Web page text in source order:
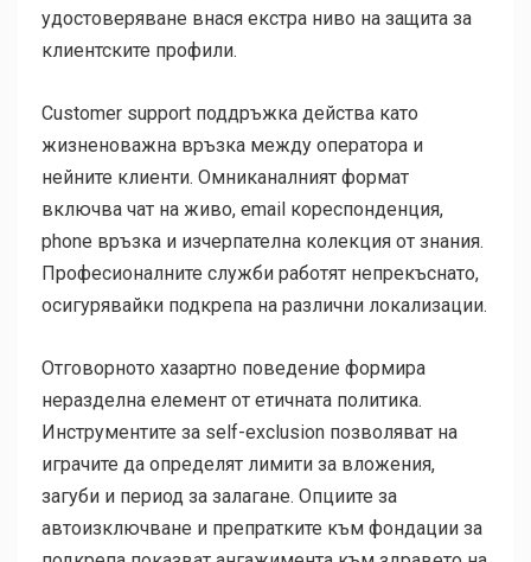
удостоверяване внася екстра ниво на защита за
клиентските профили.
Customer support поддръжка действа като
жизненоважна връзка между оператора и
нейните клиенти. Омниканалният формат
включва чат на живо, email кореспонденция,
phone връзка и изчерпателна колекция от знания.
Професионалните служби работят непрекъснато,
осигурявайки подкрепа на различни локализации.
Отговорното хазартно поведение формира
неразделна елемент от етичната политика.
Инструментите за self-exclusion позволяват на
играчите да определят лимити за вложения,
загуби и период за залагане. Опциите за
автоизключване и препратките към фондации за